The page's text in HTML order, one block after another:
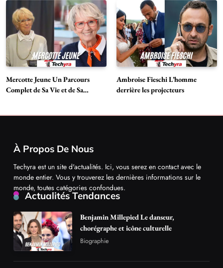
Mercotte Jeune Un Parcours
Complet de Sa Vie et de Sa
Ambroise Fieschi L’homme
derrière les projecteurs
À Propos De Nous
Techyra est un site d'actualités. Ici, vous serez en contact avec le
monde entier. Vous y trouverez les dernières informations sur le
monde, toutes catégories confondues.
Actualités Tendances
Benjamin Millepied Le danseur,
chorégraphe et icône culturelle
Biographie